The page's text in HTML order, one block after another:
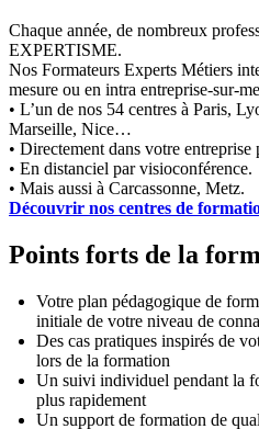
Chaque année, de nombreux
EXPERTISME.
Nos Formateurs Experts Métiers
mesure ou en intra entreprise-sur-
• L’un de nos 54 centres à Paris,
Marseille, Nice…
• Directement dans votre entreprise
• En distanciel par visioconférence.
• Mais aussi à Carcassonne, Metz.
Découvrir nos centres de
Points forts de la
Votre plan pédagogique de
initiale de votre niveau de
Des cas pratiques inspirés de
lors de la formation
Un suivi individuel pendant la
plus rapidement
Un support de formation de